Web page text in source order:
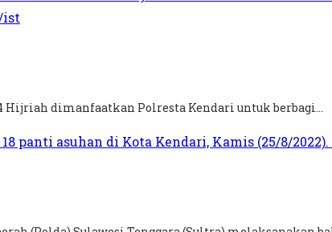
Hijriah dimanfaatkan Polresta Kendari untuk berbagi...